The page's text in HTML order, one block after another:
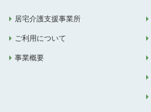
居宅介護支援事業所
ご利用について
事業概要